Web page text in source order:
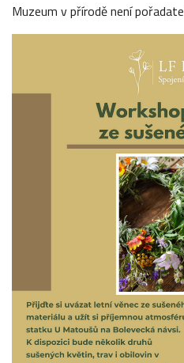
Muzeum v přírodě není